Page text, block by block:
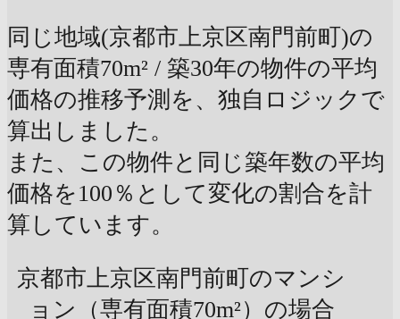
同じ地域(京都市上京区南門前町)の
専有面積70m² / 築30年の物件の平均
価格の推移予測を、独自ロジックで
算出しました。
また、この物件と同じ築年数の平均
価格を100％として変化の割合を計
算しています。
京都市上京区南門前町のマンシ
ョン（専有面積70m²）の場合